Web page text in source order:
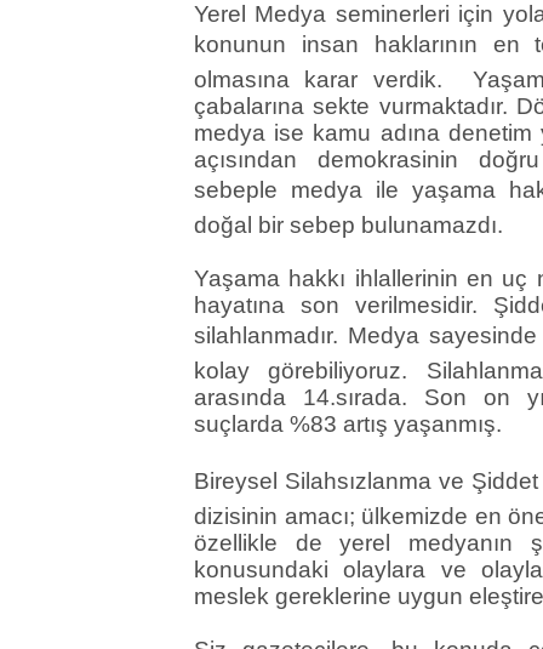
Yerel Medya seminerleri için
konunun insan haklarının en
olmasına karar verdik.
çabalarına sekte vurmaktadır.
medya ise kamu adına
açısından demokrasinin
sebeple medya ile yaşama
doğal bir sebep bulunamazdı.
Yaşama hakkı ihlallerinin en uç
hayatına son verilmesidir.
silahlanmadır. Medya sayesinde
kolay görebiliyoruz.
arasında 14.sırada. Son on
suçlarda %83 artış yaşanmış.
Bireysel Silahsızlanma ve
dizisinin amacı; ülkemizde en
özellikle de yerel medyanın
konusundaki olaylara ve
meslek gereklerine uygun